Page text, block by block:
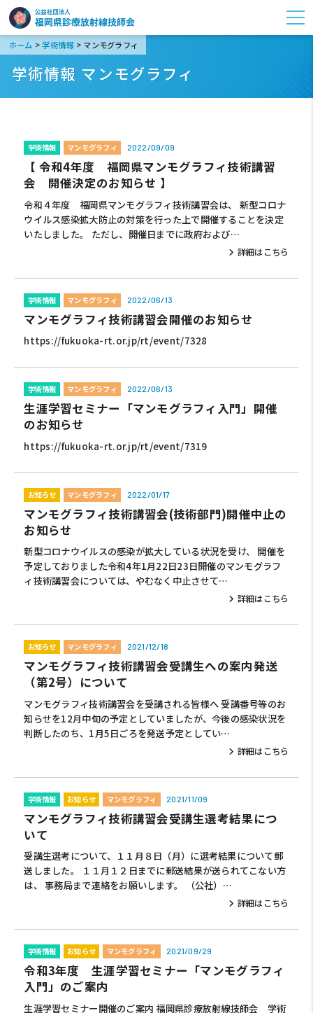
ホーム >学術情報 > マンモグラフィ
学術情報 マンモグラフィ
学術情報 マンモグラフィ 2022/09/09
【 令和4年度 福岡県マンモグラフィ技術講習
会 開催決定のお知らせ 】
令和４年度 福岡県マンモグラフィ技術講習会は、 新型コロナ
ウイルス感染拡大防止の対策を行った上で開催することを決定
いたしました。 ただし、開催日までに政府および…
詳細はこちら
学術情報 マンモグラフィ 2022/06/13
マンモグラフィ技術講習会開催のお知らせ
https://fukuoka-rt.or.jp/rt/event/7328
学術情報 マンモグラフィ 2022/06/13
生涯学習セミナー「マンモグラフィ入門」開催
のお知らせ
https://fukuoka-rt.or.jp/rt/event/7319
お知らせ マンモグラフィ 2022/01/17
マンモグラフィ技術講習会(技術部門)開催中止の
お知らせ
新型コロナウイルスの感染が拡大している状況を受け、 開催を
予定しておりました令和4年1月22日23日開催のマンモグラフ
ィ技術講習会については、やむなく中止させて…
詳細はこちら
お知らせ マンモグラフィ 2021/12/18
マンモグラフィ技術講習会受講生への案内発送
（第2号）について
マンモグラフィ技術講習会を受講される皆様へ 受講番号等のお
知らせを12月中旬の予定としていましたが、今後の感染状況を
判断したのち、1月5日ごろを発送予定としてい…
詳細はこちら
学術情報 お知らせ マンモグラフィ 2021/11/09
マンモグラフィ技術講習会受講生選考結果につ
いて
受講生選考について、１１月８日（月）に選考結果について郵
送しました。 １１月１２日までに郵送結果が送られてこない方
は、 事務局まで連絡をお願いします。 （公社）…
詳細はこちら
学術情報 お知らせ マンモグラフィ 2021/09/29
令和3年度 生涯学習セミナー「マンモグラフィ
入門」のご案内
生涯学習セミナー開催のご案内 福岡県診療放射線技師会 学術